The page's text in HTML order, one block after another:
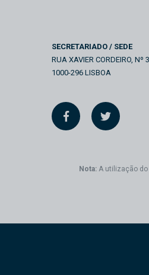
SECRETARIADO / SEDE
RUA XAVIER CORDEIRO, Nº
1000-296 LISBOA
Nota: A utilização